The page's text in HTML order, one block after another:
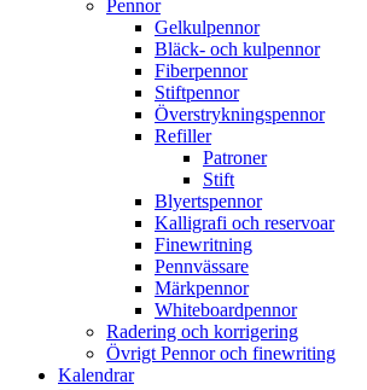
Pennor
Gelkulpennor
Bläck- och kulpennor
Fiberpennor
Stiftpennor
Överstrykningspennor
Refiller
Patroner
Stift
Blyertspennor
Kalligrafi och reservoar
Finewritning
Pennvässare
Märkpennor
Whiteboardpennor
Radering och korrigering
Övrigt Pennor och finewriting
Kalendrar